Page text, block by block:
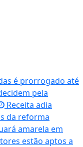
é prorrogado até
pela
Receita adia
da reforma
amarela em
estão aptos a